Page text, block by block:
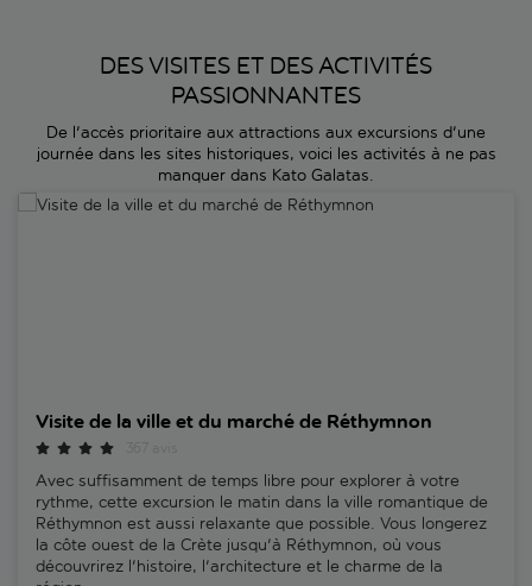
DES VISITES ET DES ACTIVITÉS
PASSIONNANTES
De l'accès prioritaire aux attractions aux excursions d'une
journée dans les sites historiques, voici les activités à ne pas
manquer dans Kato Galatas.
Visite de la ville et du marché de Réthymnon
Visite de la ville et du marché de Réthymnon
Avec suffisamment de temps libre pour explorer à votre
rythme, cette excursion le matin dans la ville romantique de
Réthymnon est aussi relaxante que possible. Vous longerez
la côte ouest de la Crète jusqu'à Réthymnon, où vous
découvrirez l'histoire, l'architecture et le charme de la